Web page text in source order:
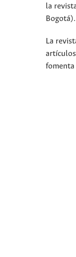
la
Bogotá).
La
fomenta